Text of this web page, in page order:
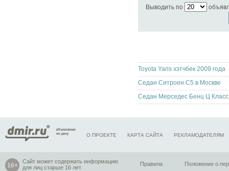
Выводить по
Toyota Yaris хэтчбек 2009 года
Седан Ситроен С5 в Москве
О ПРОЕКТЕ КАРТА САЙТА РЕКЛАМОДАТЕЛЯМ
Сайт может содержать информацию
для лиц старше 16 лет
Правила Положение о